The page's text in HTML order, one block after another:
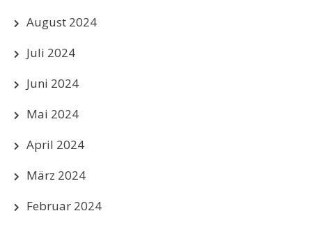
August 2024
Juli 2024
Juni 2024
Mai 2024
April 2024
März 2024
Februar 2024